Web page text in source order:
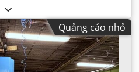
Quảng cáo nhỏ